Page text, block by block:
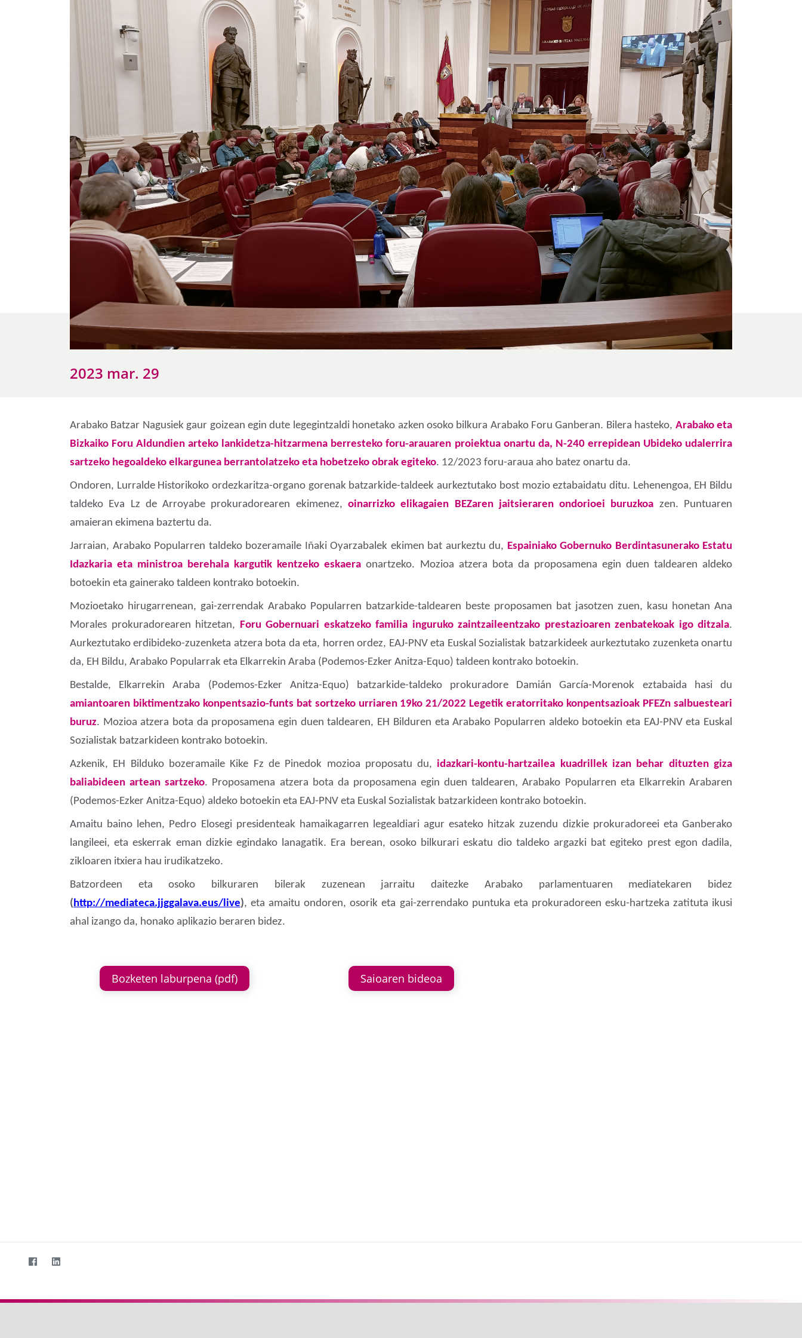
2023 mar. 29
Arabako Batzar Nagusiek gaur goizean egin dute legegintzaldi honetako azken osoko bilkura Arabako Foru Ganberan. Bilera hasteko, Arabako eta
Bizkaiko Foru Aldundien arteko lankidetza-hitzarmena berresteko foru-arauaren proiektua onartu da, N-240 errepidean Ubideko udalerrira
sartzeko hegoaldeko elkargunea berrantolatzeko eta hobetzeko obrak egiteko. 12/2023 foru-araua aho batez onartu da.
Ondoren, Lurralde Historikoko ordezkaritza-organo gorenak batzarkide-taldeek aurkeztutako bost mozio eztabaidatu ditu. Lehenengoa, EH Bildu
taldeko Eva Lz de Arroyabe prokuradorearen ekimenez, oinarrizko elikagaien BEZaren jaitsieraren ondorioei buruzkoa zen. Puntuaren
amaieran ekimena baztertu da.
Jarraian, Arabako Popularren taldeko bozeramaile Iñaki Oyarzabalek ekimen bat aurkeztu du, Espainiako Gobernuko Berdintasunerako Estatu
Idazkaria eta ministroa berehala kargutik kentzeko eskaera onartzeko. Mozioa atzera bota da proposamena egin duen taldearen aldeko
botoekin eta gainerako taldeen kontrako botoekin.
Mozioetako hirugarrenean, gai-zerrendak Arabako Popularren batzarkide-taldearen beste proposamen bat jasotzen zuen, kasu honetan Ana
Morales prokuradorearen hitzetan, Foru Gobernuari eskatzeko familia inguruko zaintzaileentzako prestazioaren zenbatekoak igo ditzala.
Aurkeztutako erdibideko-zuzenketa atzera bota da eta, horren ordez, EAJ-PNV eta Euskal Sozialistak batzarkideek aurkeztutako zuzenketa onartu
da, EH Bildu, Arabako Popularrak eta Elkarrekin Araba (Podemos-Ezker Anitza-Equo) taldeen kontrako botoekin.
Bestalde, Elkarrekin Araba (Podemos-Ezker Anitza-Equo) batzarkide-taldeko prokuradore Damián García-Morenok eztabaida hasi du
amiantoaren biktimentzako konpentsazio-funts bat sortzeko urriaren 19ko 21/2022 Legetik eratorritako konpentsazioak PFEZn salbuesteari
buruz. Mozioa atzera bota da proposamena egin duen taldearen, EH Bilduren eta Arabako Popularren aldeko botoekin eta EAJ-PNV eta Euskal
Sozialistak batzarkideen kontrako botoekin.
Azkenik, EH Bilduko bozeramaile Kike Fz de Pinedok mozioa proposatu du, idazkari-kontu-hartzailea kuadrillek izan behar dituzten giza
baliabideen artean sartzeko. Proposamena atzera bota da proposamena egin duen taldearen, Arabako Popularren eta Elkarrekin Arabaren
(Podemos-Ezker Anitza-Equo) aldeko botoekin eta EAJ-PNV eta Euskal Sozialistak batzarkideen kontrako botoekin.
Amaitu baino lehen, Pedro Elosegi presidenteak hamaikagarren legealdiari agur esateko hitzak zuzendu dizkie prokuradoreei eta Ganberako
langileei, eta eskerrak eman dizkie egindako lanagatik. Era berean, osoko bilkurari eskatu dio taldeko argazki bat egiteko prest egon dadila,
zikloaren itxiera hau irudikatzeko.
Batzordeen eta osoko bilkuraren bilerak zuzenean jarraitu daitezke Arabako parlamentuaren mediatekaren bidez
(http://mediateca.jjggalava.eus/live), eta amaitu ondoren, osorik eta gai-zerrendako puntuka eta prokuradoreen esku-hartzeka zatituta ikusi
ahal izango da, honako aplikazio beraren bidez.
Bozketen laburpena (pdf) Saioaren bideoa